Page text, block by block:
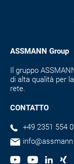
ASSMANN Group
Il gruppo
di alta qualità per
rete.
CONTATTO
+49 2351 554 0